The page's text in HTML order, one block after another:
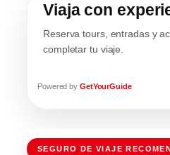
Viaja con
Reserva tours, entradas y
completar tu viaje.
Powered by GetYourGuide
SEGURO DE VIAJE